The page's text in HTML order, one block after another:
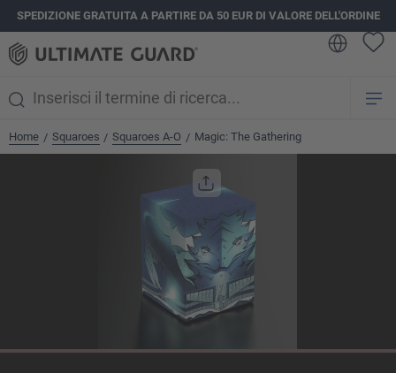
principale
SPEDIZIONE GRATUITA A PARTIRE DA 50 EUR DI VALORE DELL'ORDINE
Home / Squaroes / Squaroes A-O / Magic: The Gathering